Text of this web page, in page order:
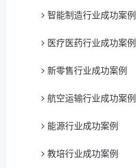
智能制造行业成功案例
医疗医药行业成功案例
新零售行业成功案例
航空运输行业成功案例
能源行业成功案例
教培行业成功案例